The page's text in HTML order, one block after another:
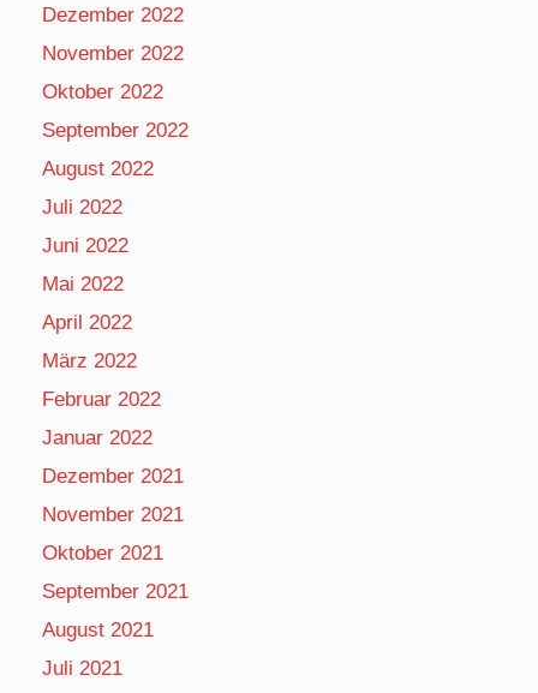
Dezember 2022
November 2022
Oktober 2022
September 2022
August 2022
Juli 2022
Juni 2022
Mai 2022
April 2022
März 2022
Februar 2022
Januar 2022
Dezember 2021
November 2021
Oktober 2021
September 2021
August 2021
Juli 2021